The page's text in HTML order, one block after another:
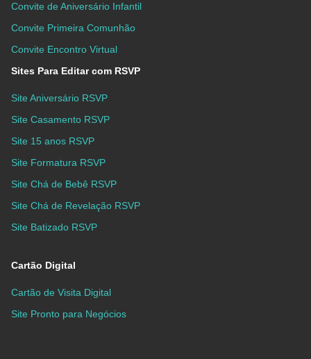
Convite de Aniversário Infantil
Convite Primeira Comunhão
Convite Encontro Virtual
Sites Para Editar com RSVP
Site Aniversário RSVP
Site Casamento RSVP
Site 15 anos RSVP
Site Formatura RSVP
Site Chá de Bebê RSVP
Site Chá de Revelação RSVP
Site Batizado RSVP
Cartão Digital
Cartão de Visita Digital
Site Pronto para Negócios